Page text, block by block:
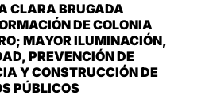
CLARA BRUGADA
DE COLONIA
MAYOR ILUMINACIÓN,
PREVENCIÓN DE
Y CONSTRUCCIÓN DE
PÚBLICOS